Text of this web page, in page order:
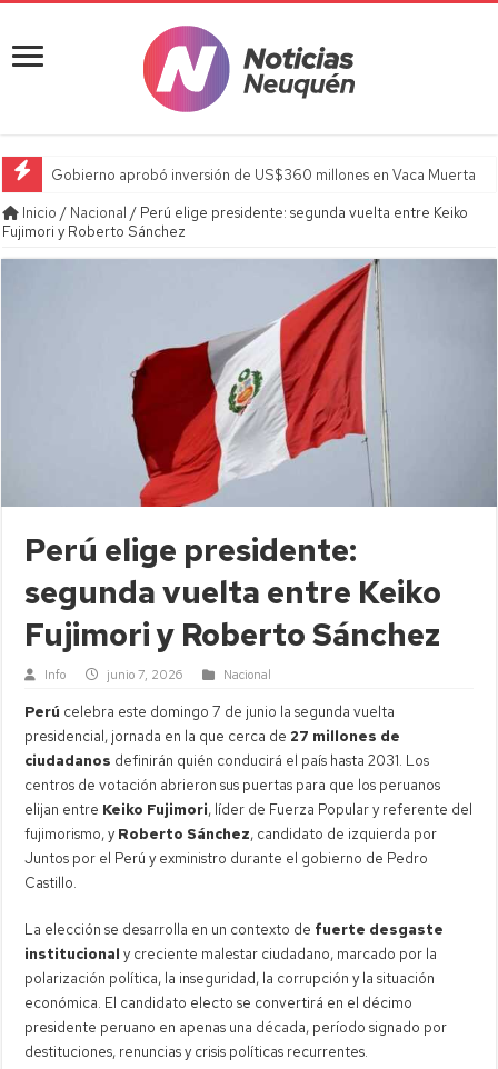
Gobierno aprobó inversión de US$360 millones en Vaca Muerta
Inicio / Nacional / Perú elige presidente: segunda vuelta entre Keiko
Fujimori y Roberto Sánchez
Perú elige presidente:
segunda vuelta entre Keiko
Fujimori y Roberto Sánchez
Info junio 7, 2026 Nacional
Perú celebra este domingo 7 de junio la segunda vuelta
presidencial, jornada en la que cerca de 27 millones de
ciudadanos definirán quién conducirá el país hasta 2031. Los
centros de votación abrieron sus puertas para que los peruanos
elijan entre Keiko Fujimori, líder de Fuerza Popular y referente del
fujimorismo, y Roberto Sánchez, candidato de izquierda por
Juntos por el Perú y exministro durante el gobierno de Pedro
Castillo.
La elección se desarrolla en un contexto de fuerte desgaste
institucional y creciente malestar ciudadano, marcado por la
polarización política, la inseguridad, la corrupción y la situación
económica. El candidato electo se convertirá en el décimo
presidente peruano en apenas una década, período signado por
destituciones, renuncias y crisis políticas recurrentes.